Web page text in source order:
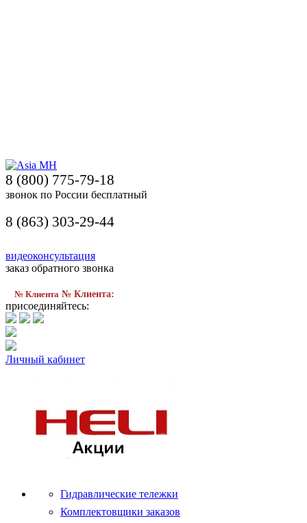
8 (800) 775-79-18
звонок по России бесплатный
8 (863) 303-29-44
видеоконсультация
заказ обратного звонка
№ Клиента № Клиента:
присоединяйтесь:
Личный кабинет
Гидравлические тележки
Комплектовщики заказов